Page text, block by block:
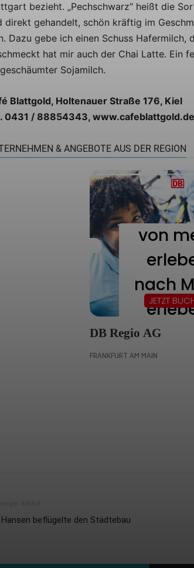
bezieht. „Pechschwarz“ heißt die
direkt gehandelt, schön kräftig im
Dazu gebe ich einen Schuss Hafermilch,
hat mir auch der Chai Latte. Ein
Sojamilch.
Blattgold, Holtenauer Straße 176, Kiel
0431 / 88854343, www.cafeblattgold.de
Hansen beflügelte den Städtebau